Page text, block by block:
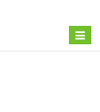
Toggle